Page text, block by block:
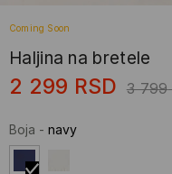
Coming Soon
Haljina na bretele
2 299 RSD 3 799
Boja - navy